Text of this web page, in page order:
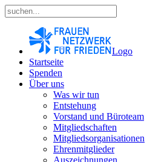
Logo
Startseite
Spenden
Über uns
Was wir tun
Entstehung
Vorstand und Büroteam
Mitgliedschaften
Mitgliedsorganisationen
Ehrenmitglieder
Auszeichnungen